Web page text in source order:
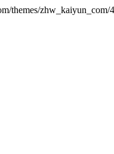
themes/zhw_kaiyun_com/